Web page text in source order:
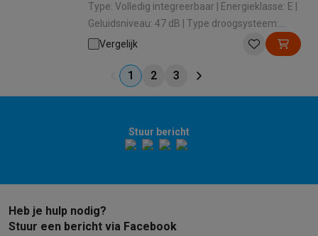
Type: Volledig integreerbaar | Energieklasse: E |
Geluidsniveau: 47 dB | Type droogsysteem:
Condens Statisch / Eigenwarmte |
Vergelijk
1 2 3
Stuur bericht
Heb je hulp nodig?
Stuur een bericht via Facebook